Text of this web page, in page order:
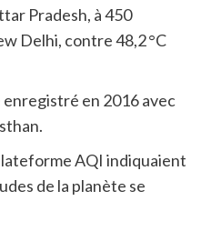
Pradesh, à 450
Delhi, contre 48,2 °C
en 2016 avec
AQI indiquaient
de la planète se